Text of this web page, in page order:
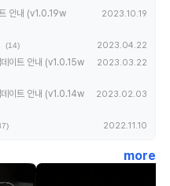
안내 (v1.0.19w
2023.10.19
(14) 2023.04.22
이트 안내 (v1.0.15w
2023.03.22
이트 안내 (v1.0.14w
2023.02.03
2022.11.10
more